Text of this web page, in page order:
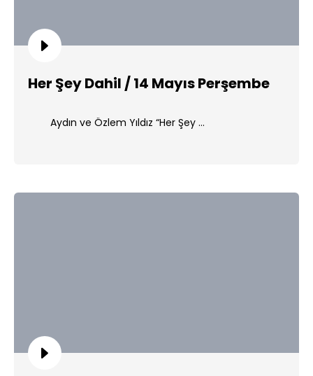
Her Şey Dahil / 14 Mayıs Perşembe
Aydın ve Özlem Yıldız “Her Şey ...